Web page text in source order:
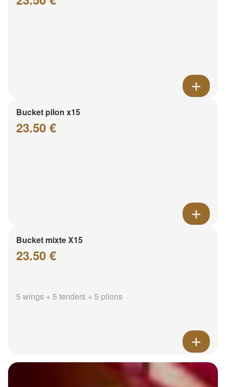
Bucket pilon x15
23.50 €
Bucket mixte X15
23.50 €
5 wings + 5 tenders + 5 pilons